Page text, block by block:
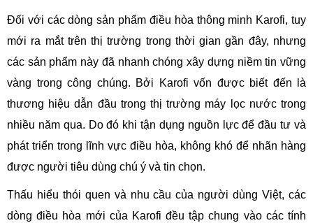
Đối với các dòng sản phẩm điều hòa thông minh Karofi, tuy
mới ra mắt trên thị trường trong thời gian gần đây, nhưng
các sản phẩm này đã nhanh chóng xây dựng niềm tin vững
vàng trong công chúng. Bởi Karofi vốn được biết đến là
thương hiệu dẫn đầu trong thị trường máy lọc nước trong
nhiều năm qua. Do đó khi tận dụng nguồn lực để đầu tư và
phát triển trong lĩnh vực điều hòa, không khó để nhãn hàng
được người tiêu dùng chú ý và tin chọn.
Thấu hiểu thói quen và nhu cầu của người dùng Việt, các
dòng điều hòa mới của Karofi đều tập chung vào các tính